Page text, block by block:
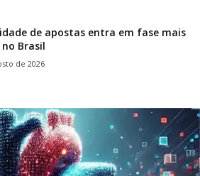
de apostas entra em fase mais
Brasil
de 2026